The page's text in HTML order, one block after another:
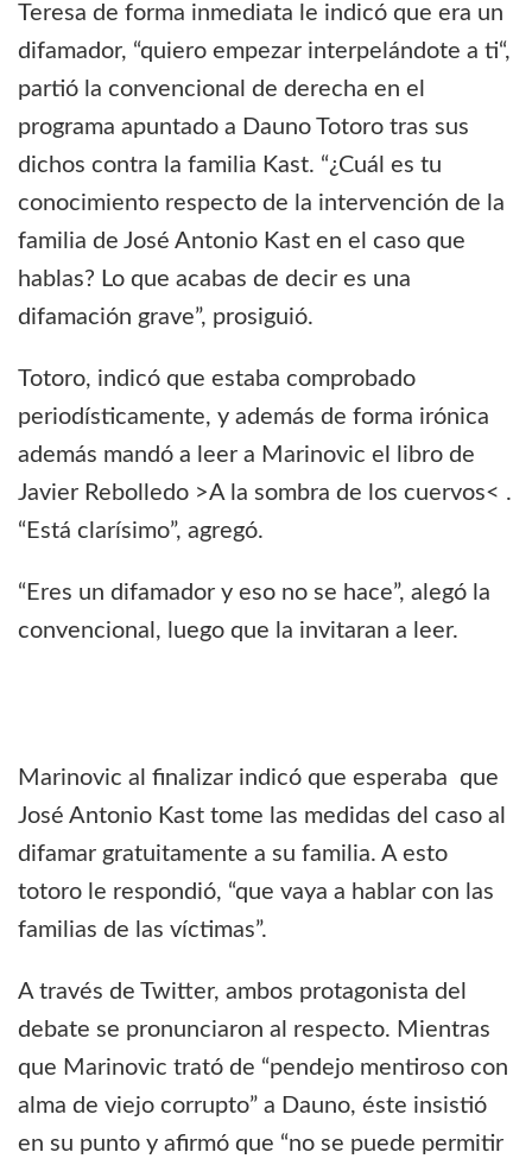
Teresa de forma inmediata le indicó que era un
difamador, “quiero empezar interpelándote a ti“,
partió la convencional de derecha en el
programa apuntado a Dauno Totoro tras sus
dichos contra la familia Kast. “¿Cuál es tu
conocimiento respecto de la intervención de la
familia de José Antonio Kast en el caso que
hablas? Lo que acabas de decir es una
difamación grave”, prosiguió.
Totoro, indicó que estaba comprobado
periodísticamente, y además de forma irónica
además mandó a leer a Marinovic el libro de
Javier Rebolledo >A la sombra de los cuervos< .
“Está clarísimo”, agregó.
“Eres un difamador y eso no se hace”, alegó la
convencional, luego que la invitaran a leer.
Marinovic al finalizar indicó que esperaba que
José Antonio Kast tome las medidas del caso al
difamar gratuitamente a su familia. A esto
totoro le respondió, “que vaya a hablar con las
familias de las víctimas”.
A través de Twitter, ambos protagonista del
debate se pronunciaron al respecto. Mientras
que Marinovic trató de “pendejo mentiroso con
alma de viejo corrupto” a Dauno, éste insistió
en su punto y afirmó que “no se puede permitir